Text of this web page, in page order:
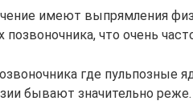
имеют выпрямления
позвоночника, что очень
где пульпозные
бывают значительно реже.